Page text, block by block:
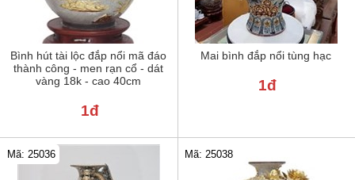
Bình hút tài lộc đắp nổi mã đáo
thành công - men rạn cổ - dát
vàng 18k - cao 40cm
1đ
Mai bình đắp nổi tùng hạc
1đ
Mã: 25036 Mã: 25038